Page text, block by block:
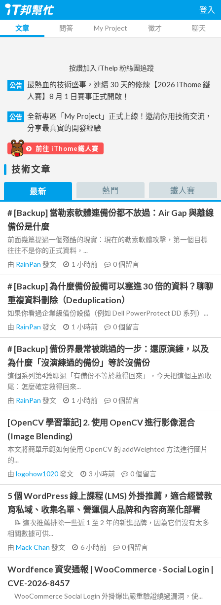
登入
文章 問答 My Project 徵才 聊天
按讚加入 iThelp 粉絲團追蹤
公告
最熱血的技術盛事，連續 30 天的修煉【2026 iThome 鐵
人賽】8 月 1 日賽事正式開啟！
公告
全新專區「My Project」正式上線！邀請你用技術交流，
分享最真實的開發經驗
前往 iThome鐵人賽
技術文章
最新 熱門 鐵人賽
# [Backup] 當勒索軟體連備份都不放過：Air Gap 與離線
備份是什麼
前面幾篇提過一個殘酷的現實：現在的勒索軟體攻擊，第一個目標
往往不是你的正式資料，...
由 RainPan 發文 1 小時前 0個留言
# [Backup] 為什麼備份設備可以塞進 30 倍的資料？聊聊
重複資料刪除（Deduplication）
如果你看過企業級備份設備（例如 Dell PowerProtect DD 系列）...
由 RainPan 發文 1 小時前 0個留言
# [Backup] 備份界最常被跳過的一步：還原演練，以及
為什麼「沒演練過的備份」等於沒備份
這個系列第4篇聊過「有備份不等於救得回來」，今天把這個主題收
尾：怎麼確定救得回來...
由 RainPan 發文 1 小時前 0個留言
[OpenCV 學習筆記] 2. 使用 OpenCV 進行影像混合
(Image Blending)
本文將簡單示範如何使用 OpenCV 的 addWeighted 方法進行圖片
的...
由 logohow1020發文 3 小時前 0個留言
5 個 WordPress 線上課程 (LMS) 外掛推薦，適合經營教
育私域、收集名單、營運個人品牌和內容商業化部署
📝 這次推薦排除一些近 1 至 2 年的新進品牌，因為它們沒有太多
相關數據可供...
由 Mack Chan 發文 6 小時前 0個留言
Wordfence 資安通報 | WooCommerce - Social Login |
CVE-2026-8457
WooCommerce Social Login 外掛爆出嚴重驗證繞過漏洞，使...